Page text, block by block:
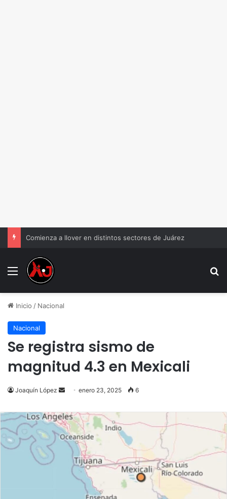
Comienza a llover en distintos sectores de Juárez
Menu
Inicio / Nacional
Nacional
Se registra sismo de
magnitud 4.3 en Mexicali
Joaquín López
Send
email
enero 23, 2025 6